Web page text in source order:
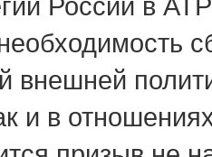
внешней
и в